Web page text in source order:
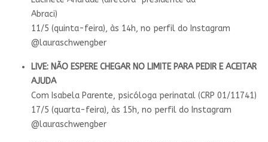
Abraci)
11/5 (quinta-feira), às 14h, no perfil do Instagram
@lauraschwengber
LIVE: NÃO ESPERE CHEGAR NO LIMITE PARA PEDIR E ACEITAR
AJUDA
Com Isabela Parente, psicóloga perinatal (CRP 01/11741)
17/5 (quarta-feira), às 15h, no perfil do Instagram
@lauraschwengber